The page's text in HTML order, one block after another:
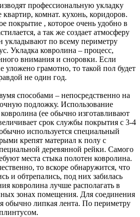
профессиональную укладку
комнат. кухонь, коридоров.
покрытие , которое очень удобно в
а так же создает атмосферу
укладывают по всему периметру
Укладка ковролина – процесс,
внимания и сноровки. Если
уложено грамотно, то такой пол будет
не один год.
способами – непосредственно на
подложку. Использование
(ее обычно изготавливают
срок службы покрытия с 3-4
используется специальный
крепят материал к полу с
деревянной рейки. Самого
места стыка полотен ковролина.
то вскоре обнаружится, что
и обтрепались, под них забилась
ковролина лучше располагать в
зонах помещения. Для соединения
обычно липкая лента. По периметру